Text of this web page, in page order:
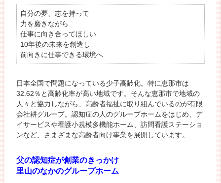
自分の夢、志を持って
力を磨きながら
仕事に向き合ってほしい
10年後の未来を創造し
前向きに仕事できる環境へ
日本全国で問題になっている少子高齢化。特に恵那市は
32.62％と高齢化率が高い地域です。そんな恵那市で地域の
人々と協力しながら、高齢者福祉に取り組んでいるのが有限
会社耕グループ。認知症の人のグループホームをはじめ、デ
イサービスや看護小規模多機能ホーム、訪問看護ステーショ
ンなど、さまざまな高齢者向け事業を展開しています。
父の認知症が創業のきっかけ
里山のなかのグループホーム